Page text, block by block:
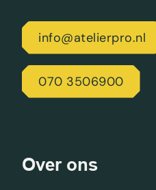
info@atelierpro.nl
070 3506900
Over ons